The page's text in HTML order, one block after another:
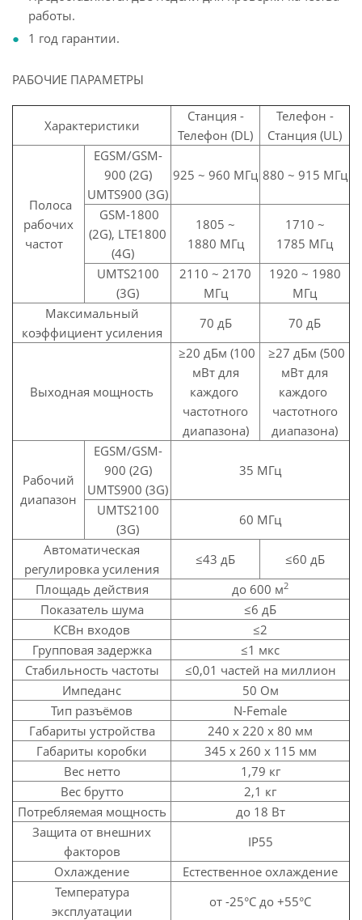
работы.
1 год гарантии.
РАБОЧИЕ ПАРАМЕТРЫ
Характеристики
Станция -
Телефон (DL)
Телефон -
Станция (UL)
Полоса
рабочих
частот
EGSM/GSM-
900 (2G)
UMTS900 (3G)
925 ~ 960 МГц 880 ~ 915 МГц
GSM-1800
(2G), LTE1800
(4G)
1805 ~
1880 МГц
1710 ~
1785 МГц
UMTS2100
(3G)
2110 ~ 2170
МГц
1920 ~ 1980
МГц
Максимальный
коэффициент усиления
70 дБ 70 дБ
Выходная мощность
≥20 дБм (100
мВт для
каждого
частотного
диапазона)
≥27 дБм (500
мВт для
каждого
частотного
диапазона)
Рабочий
диапазон
EGSM/GSM-
900 (2G)
UMTS900 (3G)
35 МГц
UMTS2100
(3G)
60 МГц
Автоматическая
регулировка усиления
≤43 дБ
≤60 дБ
Площадь действия
до 600 м2
Показатель шума
≤6 дБ
КСВн входов
≤2
Групповая задержка
≤1 мкс
Стабильность частоты
≤0,01 частей на миллион
Импеданс
50 Ом
Тип разъёмов
N-Female
Габариты устройства
240 х 220 х 80 мм
Габариты коробки
345 х 260 х 115 мм
Вес нетто
1,79 кг
Вес брутто
2,1 кг
Потребляемая мощность
до 18 Вт
Защита от внешних
факторов
IP55
Охлаждение
Естественное охлаждение
Температура
эксплуатации
от -25°C до +55°C